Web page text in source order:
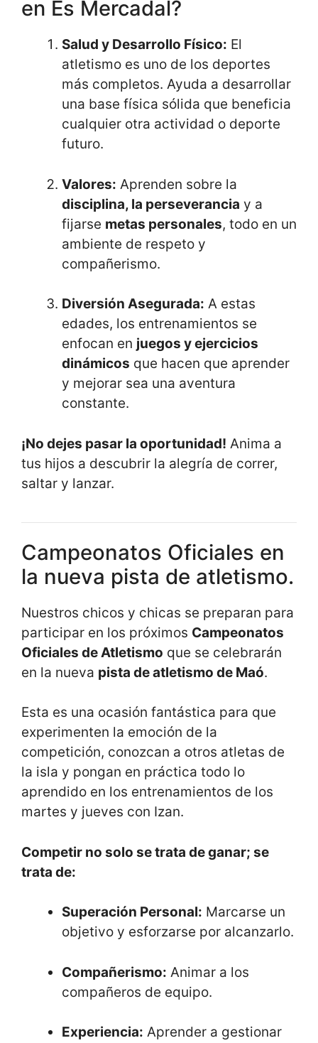
en Es Mercadal?
Salud y Desarrollo Físico: El
atletismo es uno de los deportes
más completos. Ayuda a desarrollar
una base física sólida que beneficia
cualquier otra actividad o deporte
futuro.
Valores: Aprenden sobre la
disciplina, la perseverancia y a
fijarse metas personales, todo en un
ambiente de respeto y
compañerismo.
Diversión Asegurada: A estas
edades, los entrenamientos se
enfocan en juegos y ejercicios
dinámicos que hacen que aprender
y mejorar sea una aventura
constante.
¡No dejes pasar la oportunidad! Anima a
tus hijos a descubrir la alegría de correr,
saltar y lanzar.
Campeonatos Oficiales en
la nueva pista de atletismo.
Nuestros chicos y chicas se preparan para
participar en los próximos Campeonatos
Oficiales de Atletismo que se celebrarán
en la nueva pista de atletismo de Maó.
Esta es una ocasión fantástica para que
experimenten la emoción de la
competición, conozcan a otros atletas de
la isla y pongan en práctica todo lo
aprendido en los entrenamientos de los
martes y jueves con Izan.
Competir no solo se trata de ganar; se
trata de:
Superación Personal: Marcarse un
objetivo y esforzarse por alcanzarlo.
Compañerismo: Animar a los
compañeros de equipo.
Experiencia: Aprender a gestionar